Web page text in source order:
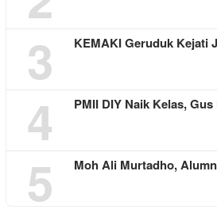
3 KEMAKI Geruduk Kejati
4 PMII DIY Naik Kelas,
5 Moh Ali Murtadho,